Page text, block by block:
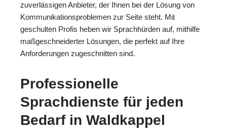
zuverlässigen Anbieter, der Ihnen bei der Lösung von
Kommunikationsproblemen zur Seite steht. Mit
geschulten Profis heben wir Sprachhürden auf, mithilfe
maßgeschneiderter Lösungen, die perfekt auf Ihre
Anforderungen zugeschnitten sind.
Professionelle
Sprachdienste für jeden
Bedarf in Waldkappel